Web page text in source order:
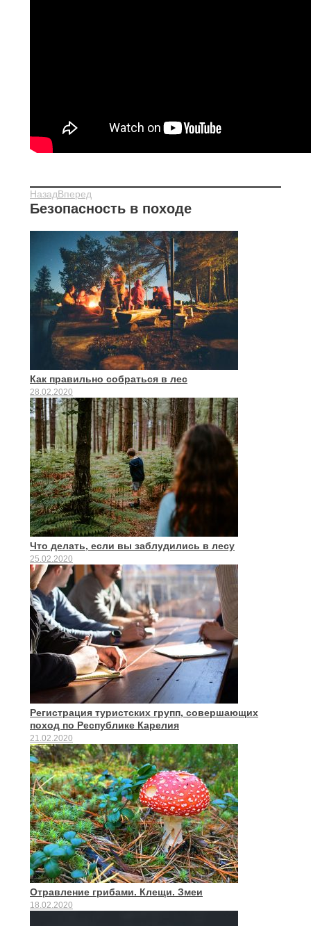
НазадВперед
Безопасность в походе
Как правильно собраться в лес
28.02.2020
Что делать, если вы заблудились в лесу
25.02.2020
Регистрация туристских групп, совершающих
поход по Республике Карелия
21.02.2020
Отравление грибами. Клещи. Змеи
18.02.2020